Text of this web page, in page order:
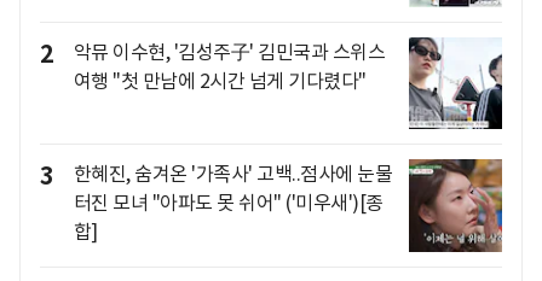
2
악뮤 이수현, '김성주子' 김민국과 스위스
여행 "첫 만남에 2시간 넘게 기다렸다"
3
한혜진, 숨겨온 '가족사' 고백..점사에 눈물
터진 모녀 "아파도 못 쉬어" ('미우새')[종
합]